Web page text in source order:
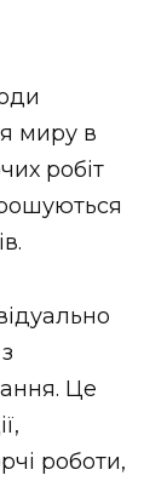
миру в
робіт
Це
роботи,